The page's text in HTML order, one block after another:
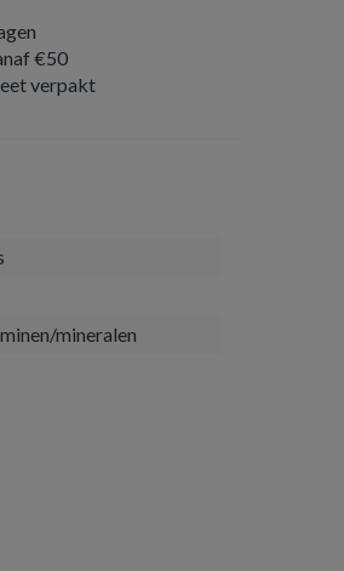
€50
verpakt
mineralen